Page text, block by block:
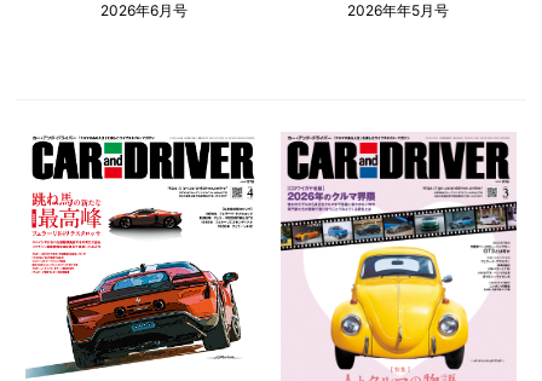
2026年6月号 2026年年5月号